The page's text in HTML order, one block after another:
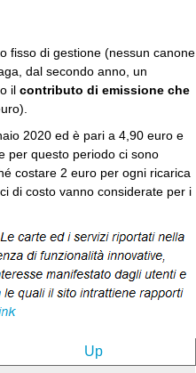
fisso di gestione (nessun canone
dal secondo anno, un
il contributo di emissione che
2020 ed è pari a 4,90 euro e
per questo periodo ci sono
costare 2 euro per ogni ricarica
di costo vanno considerate per i
Up